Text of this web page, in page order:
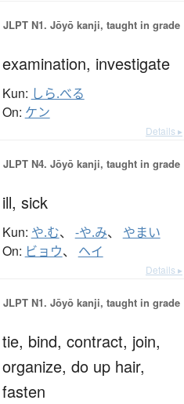
JLPT N1. Jōyō kanji, taught in grade
examination, investigate
Kun: しら.べる
On: ケン
Details ▸
JLPT N4. Jōyō kanji, taught in grade
ill, sick
Kun: や.む、 -や.み、 やまい
On: ビョウ、 ヘイ
Details ▸
JLPT N1. Jōyō kanji, taught in grade
tie, bind, contract, join,
organize, do up hair,
fasten